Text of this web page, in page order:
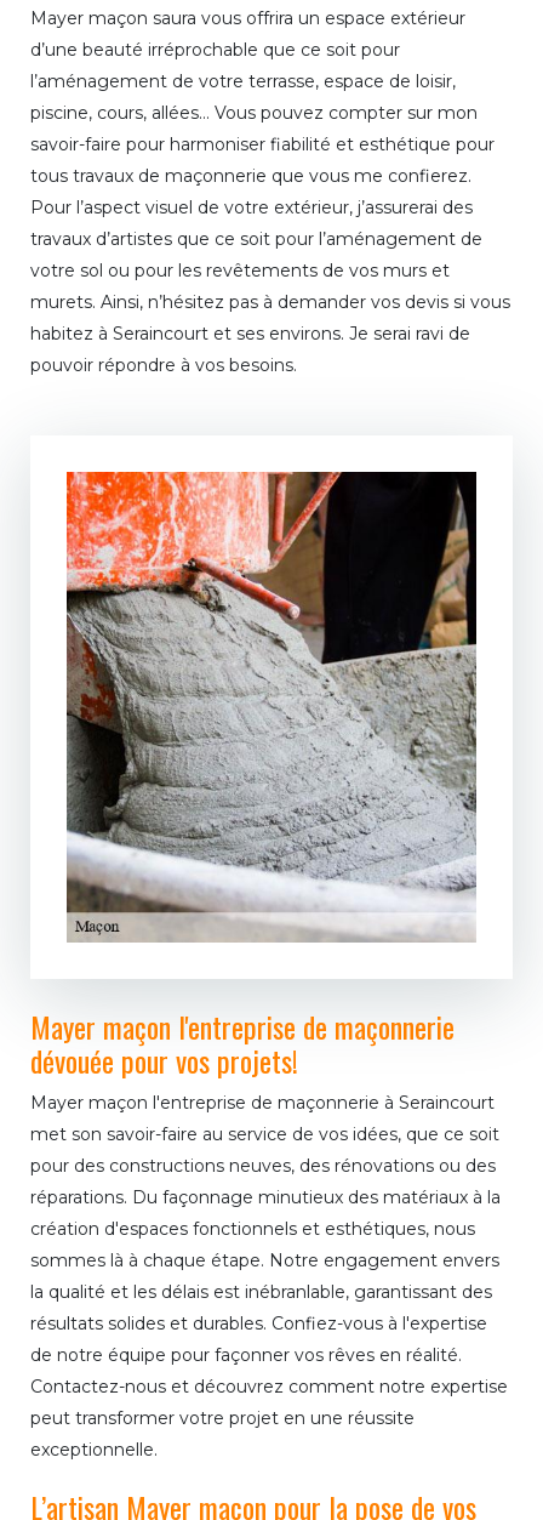
Mayer maçon saura vous offrira un espace extérieur
d’une beauté irréprochable que ce soit pour
l’aménagement de votre terrasse, espace de loisir,
piscine, cours, allées… Vous pouvez compter sur mon
savoir-faire pour harmoniser fiabilité et esthétique pour
tous travaux de maçonnerie que vous me confierez.
Pour l’aspect visuel de votre extérieur, j’assurerai des
travaux d’artistes que ce soit pour l’aménagement de
votre sol ou pour les revêtements de vos murs et
murets. Ainsi, n’hésitez pas à demander vos devis si vous
habitez à Seraincourt et ses environs. Je serai ravi de
pouvoir répondre à vos besoins.
Mayer maçon l'entreprise de maçonnerie
dévouée pour vos projets!
Mayer maçon l'entreprise de maçonnerie à Seraincourt
met son savoir-faire au service de vos idées, que ce soit
pour des constructions neuves, des rénovations ou des
réparations. Du façonnage minutieux des matériaux à la
création d'espaces fonctionnels et esthétiques, nous
sommes là à chaque étape. Notre engagement envers
la qualité et les délais est inébranlable, garantissant des
résultats solides et durables. Confiez-vous à l'expertise
de notre équipe pour façonner vos rêves en réalité.
Contactez-nous et découvrez comment notre expertise
peut transformer votre projet en une réussite
exceptionnelle.
L’artisan Mayer maçon pour la pose de vos